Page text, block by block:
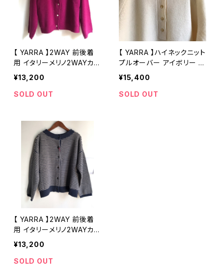
【 YARRA 】2WAY 前後着
用 イタリーメリノ2WAYカー
ディガン プルオーバー パー
プル 1542-231 上質ウール
【ヤラ】
¥13,200
SOLD OUT
【 YARRA 】ハイネックニット
プルオーバー アイボリー 15
52-276 上質ウール【ヤラ】
¥15,400
SOLD OUT
【 YARRA 】2WAY 前後着
用 イタリーメリノ2WAYカー
ディガン プルオーバー ネイ
ビーボーダー 1542-231 上
質ウール【ヤラ】
¥13,200
SOLD OUT